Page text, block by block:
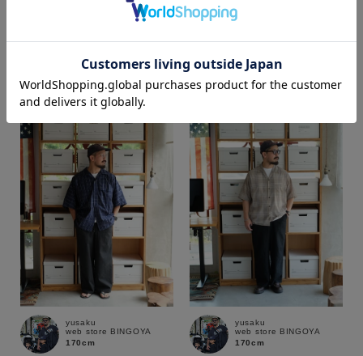
価格
商品タイプ
通常商品 予約商品
セール価格 WEB限定
在庫
在庫あり 在庫なし含む
web store BINGOYA
170cm
web store BINGOYA
170cm
yusaku
web store BINGOYA
170cm
yusaku
web store BINGOYA
170cm